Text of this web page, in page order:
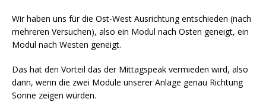
Wir haben uns für die Ost-West Ausrichtung entschieden (nach
mehreren Versuchen), also ein Modul nach Osten geneigt, ein
Modul nach Westen geneigt.
Das hat den Vorteil das der Mittagspeak vermieden wird, also
dann, wenn die zwei Module unserer Anlage genau Richtung
Sonne zeigen würden.